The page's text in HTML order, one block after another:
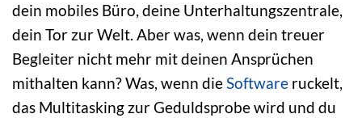
dein mobiles Büro, deine Unterhaltungszentrale,
dein Tor zur Welt. Aber was, wenn dein treuer
Begleiter nicht mehr mit deinen Ansprüchen
mithalten kann? Was, wenn dieSoftware ruckelt,
das Multitasking zur Geduldsprobe wird und du